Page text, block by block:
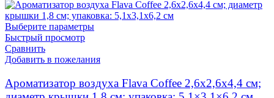
Выберите параметры
Быстрый просмотр
Сравнить
Добавить в пожелания
Ароматизатор воздуха Flava Coffee 2,6х2,6х4,4 см;